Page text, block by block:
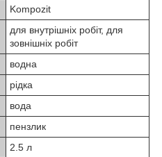
Kompozit
для внутрішніх робіт, для
зовнішніх робіт
водна
рідка
вода
пензлик
2.5 л